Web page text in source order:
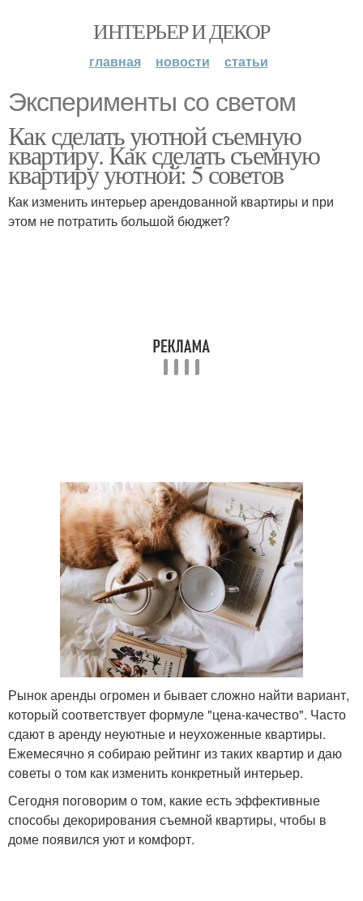
ИНТЕРЬЕР И ДЕКОР
главная новости статьи
Эксперименты со светом
Как сделать уютной съемную
квартиру. Как сделать съемную
квартиру уютной: 5 советов
Как изменить интерьер арендованной квартиры и при
этом не потратить большой бюджет?
Рынок аренды огромен и бывает сложно найти вариант,
который соответствует формуле "цена-качество". Часто
сдают в аренду неуютные и неухоженные квартиры.
Ежемесячно я собираю рейтинг из таких квартир и даю
советы о том как изменить конкретный интерьер.
Сегодня поговорим о том, какие есть эффективные
способы декорирования съемной квартиры, чтобы в
доме появился уют и комфорт.